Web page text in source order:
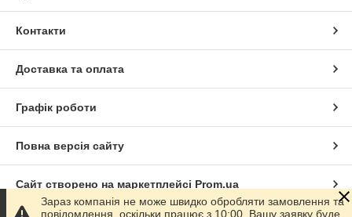
Контакти
Доставка та оплата
Графік роботи
Повна версія сайту
Сайт створено на маркетплейсі Prom.ua
Зараз компанія не може швидко обробляти замовлення та
повідомлення, оскільки працює з 10:00. Вашу заявку буде